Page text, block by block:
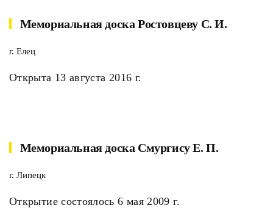
Мемориальная доска Ростовцеву С. И.
г. Елец
Открыта 13 августа 2016 г.
Мемориальная доска Смургису Е. П.
г. Липецк
Открытие состоялось 6 мая 2009 г.